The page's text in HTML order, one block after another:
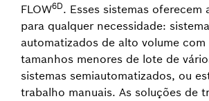
FLOW6D. Esses sistemas oferecem
para qualquer necessidade:
automatizados de alto volume
tamanhos menores de lote de
sistemas semiautomatizados, ou
trabalho manuais. As soluções de